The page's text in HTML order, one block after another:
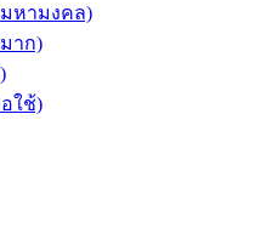
มหามงคล)
าก)
ใช้)